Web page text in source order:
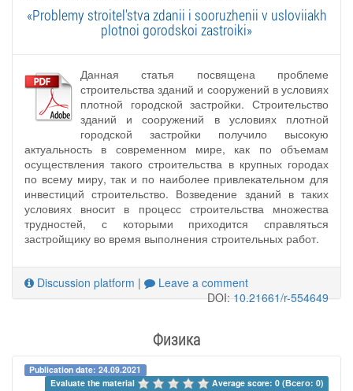
«Problemy stroitel'stva zdanii i sooruzhenii v usloviiakh
plotnoi gorodskoi zastroiki»
Данная статья посвящена проблеме
строительства зданий и сооружений в условиях
плотной городской застройки. Строительство
зданий и сооружений в условиях плотной
городской застройки получило высокую
актуальность в современном мире, как по объемам
осуществления такого строительства в крупных городах
по всему миру, так и по наиболее привлекательном для
инвестиций строительство. Возведение зданий в таких
условиях вносит в процесс строительства множества
трудностей, с которыми приходится справляться
застройщику во время выполнения строительных работ.
Discussion platform |
Leave a comment
DOI:10.21661/r-554649
Физика
Publication date: 24.09.2021
Evaluate the material
Average score: 0 (Всего: 0)